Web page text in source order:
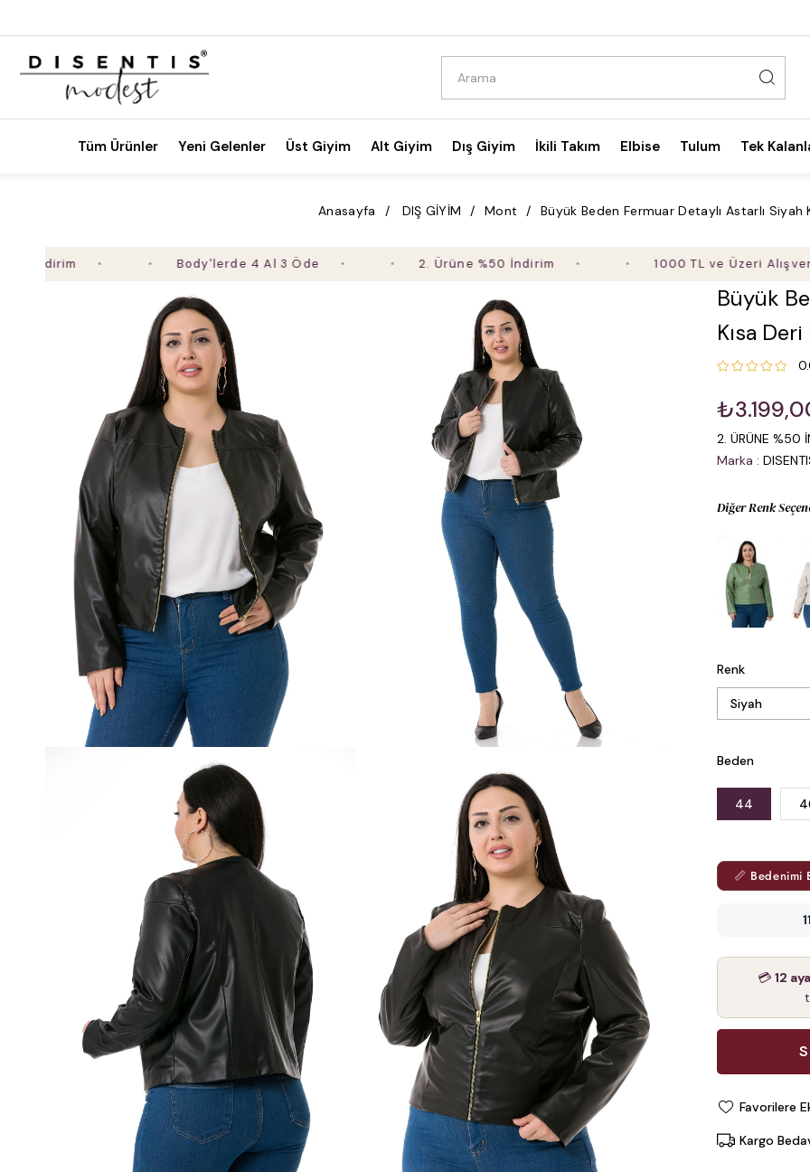
Tüm Ürünler Yeni Gelenler Üst Giyim Alt Giyim Dış Giyim İkili Takım Elbise Tulum Tek
Anasayfa DIŞ GİYİM Mont Büyük Beden Fermuar Detaylı Astarlı Siyah
Body'lerde 4 Al 3 Öde 2. Ürüne %50 İndirim 1000 TL ve Üzeri Alışverişte
Büyük
Kısa
2. ÜRÜNE %50
Marka :
Diğer Renk
Renk
Beden
44
📏 Bedenimi
💳12
Favorilere
Kargo